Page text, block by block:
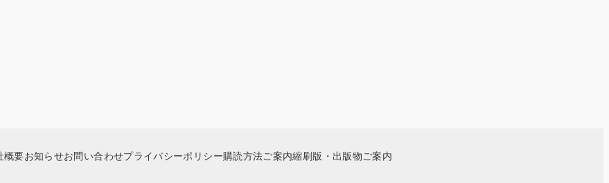
概要お知らせお問い合わせプライバシーポリシー購読方法ご案内縮刷版・出版物ご案内